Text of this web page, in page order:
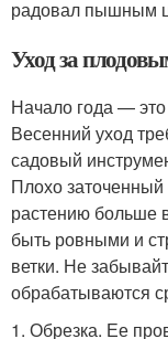
радовал пышным
Уход за
Начало года —
Весенний уход
садовый
Плохо заточенный
растению больше
быть ровными и
ветки. Не
обрабатываются
1. Обрезка. Ее